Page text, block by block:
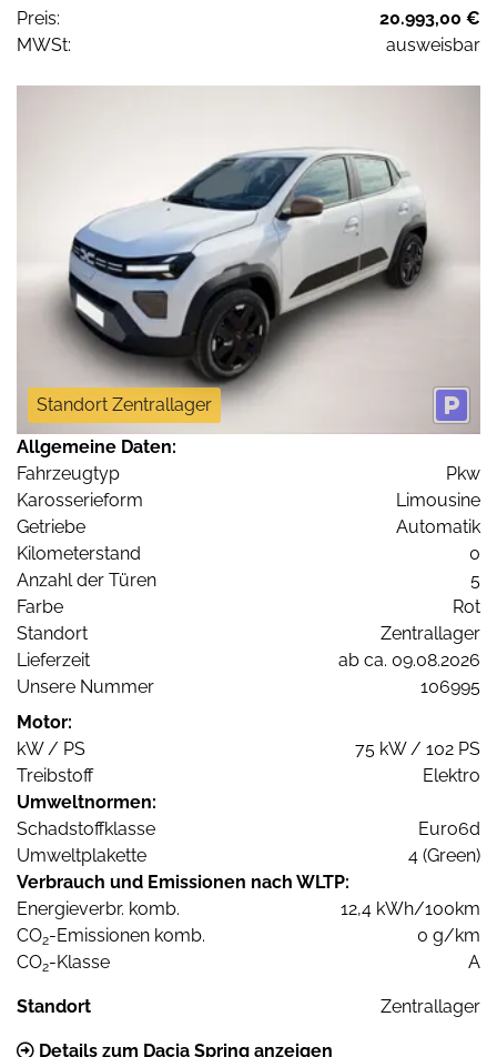
Preis:
20.993,00 €
MWSt:
ausweisbar
Standort Zentrallager
Allgemeine Daten:
Fahrzeugtyp
Pkw
Karosserieform
Limousine
Getriebe
Automatik
Kilometerstand
0
Anzahl der Türen
5
Farbe
Rot
Standort
Zentrallager
Lieferzeit
ab ca. 09.08.2026
Unsere Nummer
106995
Motor:
kW / PS
75 kW / 102 PS
Treibstoff
Elektro
Umweltnormen:
Schadstoffklasse
Euro6d
Umweltplakette
4 (Green)
Verbrauch und Emissionen nach WLTP:
Energieverbr. komb.
12,4 kWh/100km
CO2-Emissionen komb.
0 g/km
CO2-Klasse A
Standort Zentrallager
Details zum Dacia Spring anzeigen